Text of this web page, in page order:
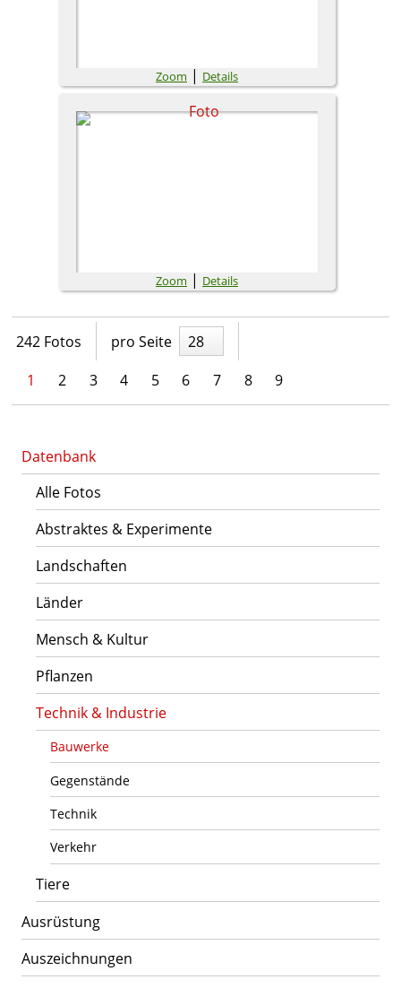
Datenbank
Alle Fotos
Abstraktes & Experimente
Landschaften
Länder
Mensch & Kultur
Pflanzen
Technik & Industrie
Bauwerke
Gegenstände
Technik
Verkehr
Tiere
Ausrüstung
Auszeichnungen
Zoom | Details
Zoom | Details
242 Fotos pro Seite
28
1
2 3 4 5 6 7 8 9